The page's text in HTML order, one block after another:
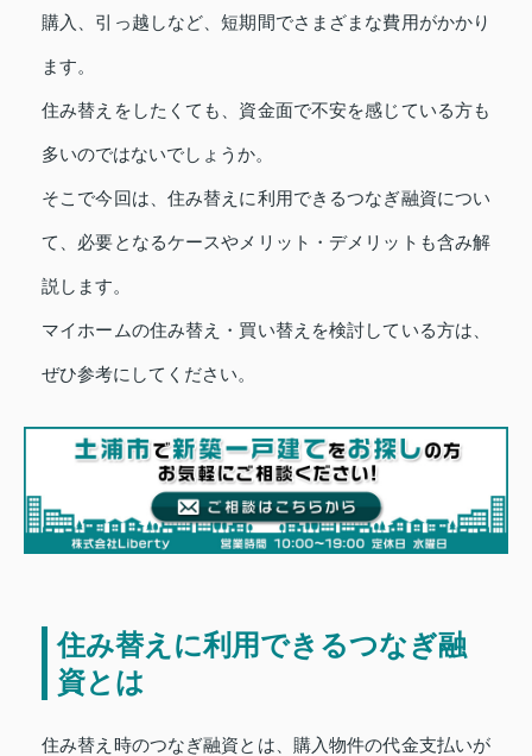
購入、引っ越しなど、短期間でさまざまな費用がかかり
ます。
住み替えをしたくても、資金面で不安を感じている方も
多いのではないでしょうか。
そこで今回は、住み替えに利用できるつなぎ融資につい
て、必要となるケースやメリット・デメリットも含み解
説します。
マイホームの住み替え・買い替えを検討している方は、
ぜひ参考にしてください。
住み替えに利用できるつなぎ融
資とは
住み替え時のつなぎ融資とは、購入物件の代金支払いが